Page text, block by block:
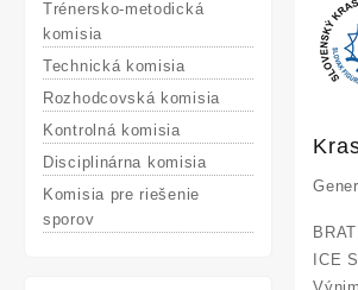
Trénersko-metodická
komisia
Technická komisia
Rozhodcovská komisia
Kontrolná komisia
Disciplinárna komisia
Komisia pre riešenie
sporov
ICE